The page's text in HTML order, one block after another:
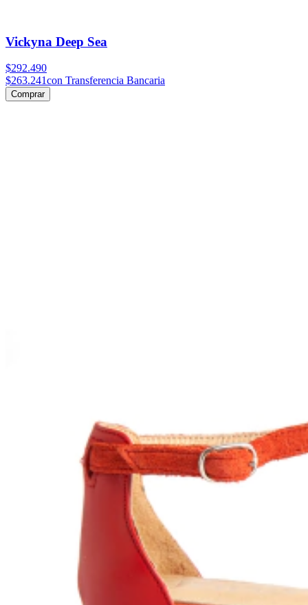
Vickyna Deep Sea
$292.490
$263.241con Transferencia Bancaria
Comprar